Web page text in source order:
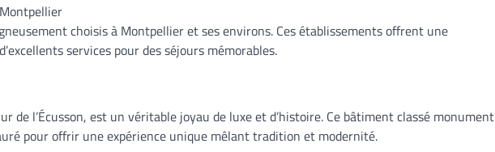
choisis à Montpellier et ses environs. Ces établissements offrent une
services pour des séjours mémorables.
de l’Écusson, est un véritable joyau de luxe et d’histoire. Ce bâtiment classé monument
pour offrir une expérience unique mêlant tradition et modernité.